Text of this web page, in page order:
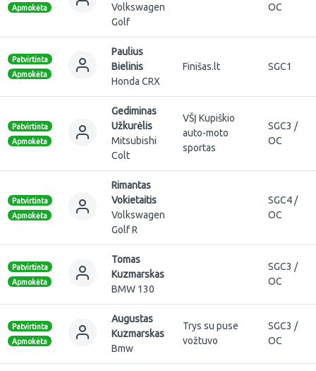
Apmokėta
Volkswagen
Golf
OC
Patvirtinta
Apmokėta
Paulius
Bielinis
Honda CRX
Finišas.lt SGC1
Patvirtinta
Apmokėta
Gediminas
Užkurėlis
Mitsubishi
Colt
VŠĮ Kupiškio
auto-moto
sportas
SGC3 /
OC
Patvirtinta
Apmokėta
Rimantas
Vokietaitis
Volkswagen
Golf R
SGC4 /
OC
Patvirtinta
Apmokėta
Tomas
Kuzmarskas
BMW 130
SGC3 /
OC
Patvirtinta
Apmokėta
Augustas
Kuzmarskas
Bmw
Trys su puse
vožtuvo
SGC3 /
OC